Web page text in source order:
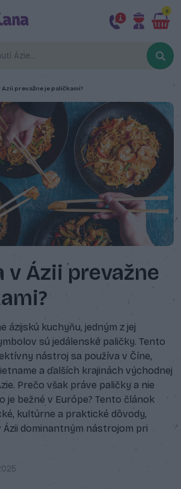
0
Ázii prevažne je paličkami?
v Ázii prevažne
ázijskú kuchyňu, jedným z jej
sú jedálenské paličky. Tento
nástroj sa používa v Číne,
a ďalších krajinách východnej
Prečo však práve paličky a nie
je bežné v Európe? Tento článok
kultúrne a praktické dôvody,
Ázii dominantným nástrojom pri